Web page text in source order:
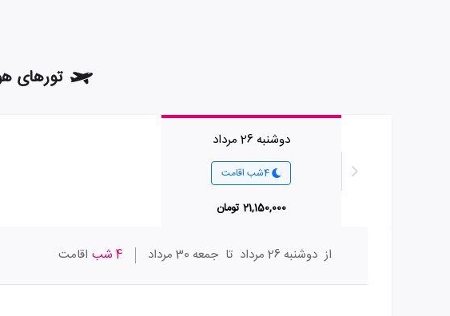
تورهای
دوشنبه 26 مرداد
4شب اقامت
21,150,000 تومان
از دوشنبه 26 مرداد تا جمعه 30 مرداد 4 شب اقامت